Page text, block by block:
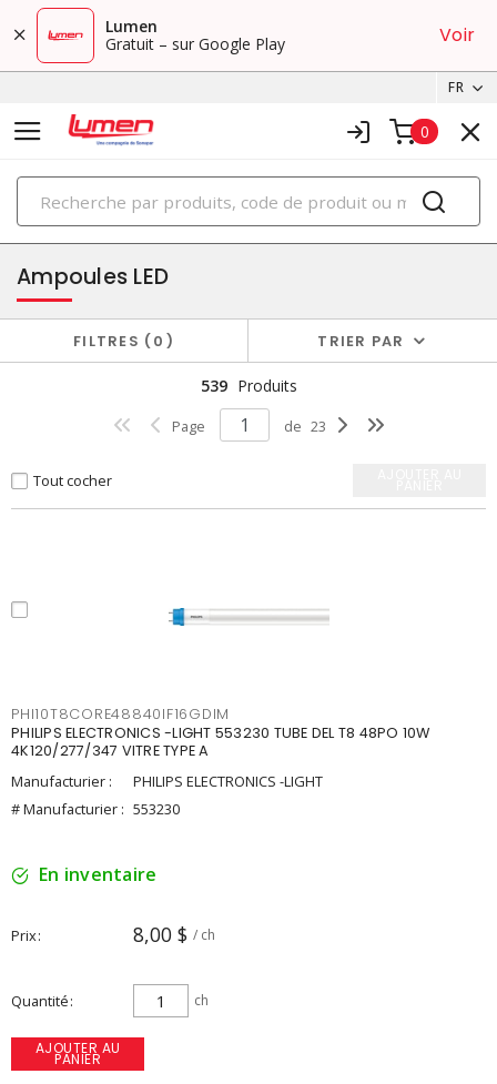
Lumen
Gratuit – sur Google Play
Voir
FR
0
PRODUITS
ampoules
Ampoules LED
FILTRES 0 TRIER PAR
539 Produits
Page de 23
Tout cocher
PHI10T8CORE48840IF16GDIM
PHILIPS ELECTRONICS -LIGHT 553230 TUBE DEL T8 48PO 10W
4K120/277/347 VITRE TYPE A
Manufacturier :
PHILIPS ELECTRONICS -LIGHT
# Manufacturier : 553230
En inventaire
Prix 8,00 $ / ch
Quantité ch
AJOUTER AU
PANIER